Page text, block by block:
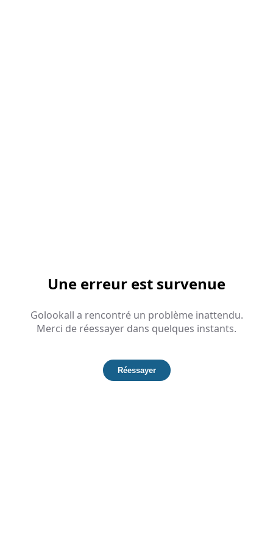
Une erreur est survenue
Golookall a rencontré un problème inattendu.
Merci de réessayer dans quelques instants.
Réessayer